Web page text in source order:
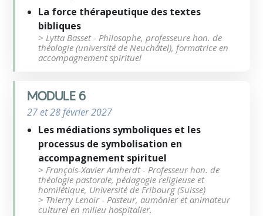
La force thérapeutique des textes
bibliques
> Lytta Basset - Philosophe, professeure hon. de
théologie (université de Neuchâtel), formatrice en
accompagnement spirituel
MODULE 6
27 et 28 février 2027
Les médiations symboliques et les
processus de symbolisation en
accompagnement spirituel
> François-Xavier Amherdt - Professeur hon. de
théologie pastorale, pédagogie religieuse et
homilétique, Université de Fribourg (Suisse)
> Thierry Lenoir - Pasteur, aumônier et animateur
culturel en milieu hospitalier.